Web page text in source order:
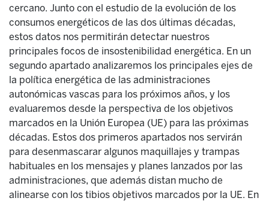
cercano. Junto con el estudio de la evolución de los
consumos energéticos de las dos últimas décadas,
estos datos nos permitirán detectar nuestros
principales focos de insostenibilidad energética. En un
segundo apartado analizaremos los principales ejes de
la política energética de las administraciones
autonómicas vascas para los próximos años, y los
evaluaremos desde la perspectiva de los objetivos
marcados en la Unión Europea (UE) para las próximas
décadas. Estos dos primeros apartados nos servirán
para desenmascarar algunos maquillajes y trampas
habituales en los mensajes y planes lanzados por las
administraciones, que además distan mucho de
alinearse con los tibios objetivos marcados por la UE. En